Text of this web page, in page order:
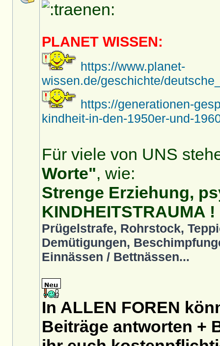
PLANET WISSEN:
https://www.planet-
wissen.de/geschichte/
https://generationen-
kindheit-in-den-1950er-und-
Für viele von UNS
Worte", wie:
Strenge Erziehung,
KINDHEITSTRAUMA !
Prügelstrafe, Rohrstock,
Demütigungen,
Einnässen / Bettnässen...
In ALLEN FOREN
Beiträge antworten +